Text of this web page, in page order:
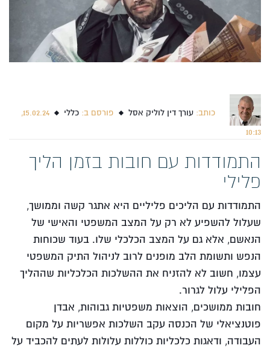
כותב: עורך דין לוליק אסל פורסם ב: כללי
15.02.24,
10:13
התמודדות עם חובות בזמן הליך
פלילי
התמודדות עם הליכים פליליים היא אתגר קשה וממושך,
שעלול להשפיע לא רק על המצב המשפטי והאישי של
הנאשם, אלא גם על המצב הכלכלי שלו. בעוד שכוחות
הנפש ותשומת הלב מופנים לרוב לניהול התיק המשפטי
עצמו, חשוב לא להזניח את ההשלכות הכלכליות שההליך
הפלילי עלול לגרור.
חובות ממושכים, הוצאות משפטיות גבוהות, אבדן
פוטנציאלי של הכנסה עקב השלכות אפשריות על מקום
העבודה, ודאגות כלכליות כוללות עלולות לעתים להכביד על